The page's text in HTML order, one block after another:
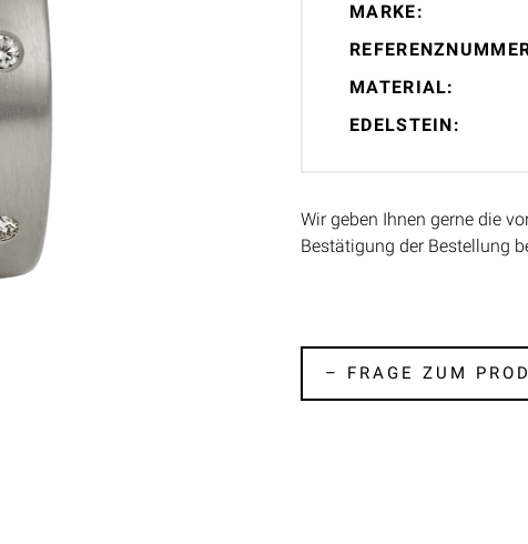
MARKE:
MATERIAL:
EDELSTEIN:
Wir geben Ihnen gerne die
Bestätigung der Bestellung
– FRAGE ZUM